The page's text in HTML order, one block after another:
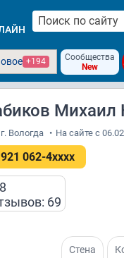
+194
Сообщества
New
Михаил
г. Вологда • На сайте с
062-4xxxx
69
Стена